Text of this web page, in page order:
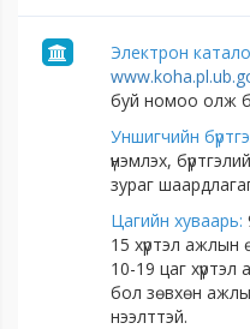
Электрон
буй номоо олж
Уншигчийн
үнэмлэх,
зураг
Цагийн хуваарь:
15 хүртэл ажлын
10-19 цаг
бол зөвхөн ажлын
нээлттэй.